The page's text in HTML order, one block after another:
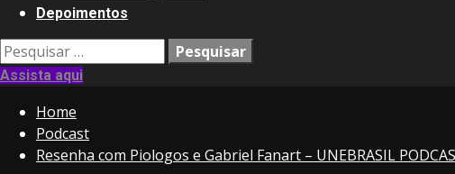
Depoimentos
Pesquisar
por:
Assista aqui
Home
Podcast
Resenha com Piologos e Gabriel Fanart – UNEBRASIL